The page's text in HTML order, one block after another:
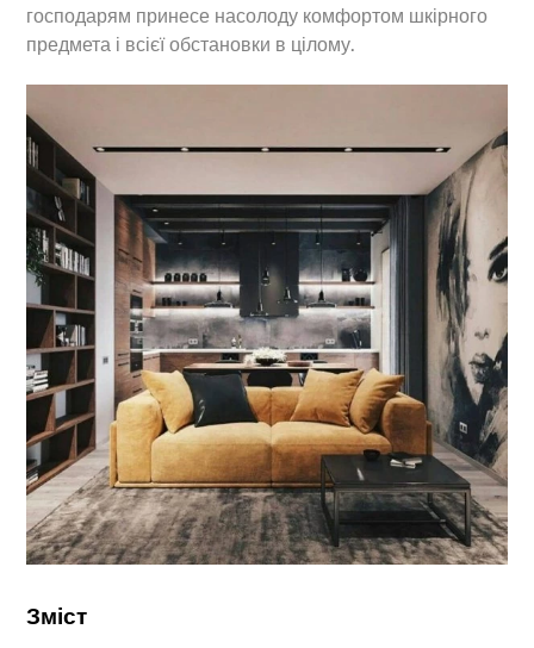
господарям принесе насолоду комфортом шкірного
предмета і всієї обстановки в цілому.
Зміст